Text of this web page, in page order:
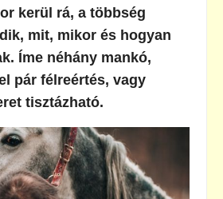
kerül rá, a többség
mit, mikor és hogyan
Íme néhány mankó,
pár félreértés, vagy
tisztázható.